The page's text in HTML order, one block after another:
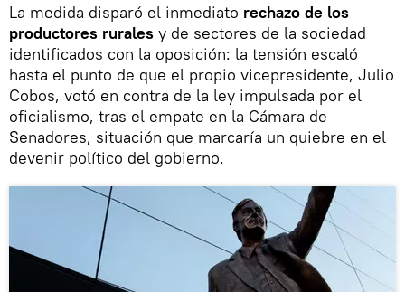
La medida disparó el inmediato rechazo de los
productores rurales y de sectores de la sociedad
identificados con la oposición: la tensión escaló
hasta el punto de que el propio vicepresidente, Julio
Cobos, votó en contra de la ley impulsada por el
oficialismo, tras el empate en la Cámara de
Senadores, situación que marcaría un quiebre en el
devenir político del gobierno.